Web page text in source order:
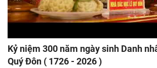
Kỷ niệm 300 năm ngày sinh Danh
Quý Đôn ( 1726 - 2026 )